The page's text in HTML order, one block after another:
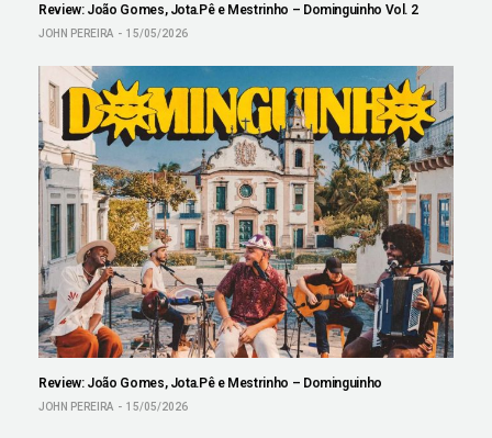
Review: João Gomes, Jota.Pê e Mestrinho – Dominguinho Vol. 2
JOHN PEREIRA 15/05/2026
Review: João Gomes, Jota.Pê e Mestrinho – Dominguinho
JOHN PEREIRA 15/05/2026